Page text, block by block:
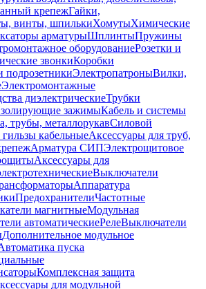
крепежГайки,
винты, шпилькиХомутыХимические
арматурыШплинтыПружины
оборудованиеРозетки и
звонкиКоробки
подрозетникиЭлектропатроныВилки,
Электромонтажные
диэлектрическиеТрубки
зажимыКабель и системы
трубы, металлорукавСиловой
кабельныеАксессуары для труб,
Арматура СИПЭлектрощитовое
Аксессуары для
Выключатели
Аппаратура
ПредохранителиЧастотные
магнитныеМодульная
автоматическиеРелеВыключатели
Дополнительное модульное
пуска
Комплексная защита
для модульной